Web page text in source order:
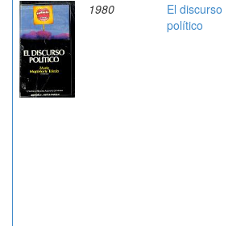
1980
El discurso
político